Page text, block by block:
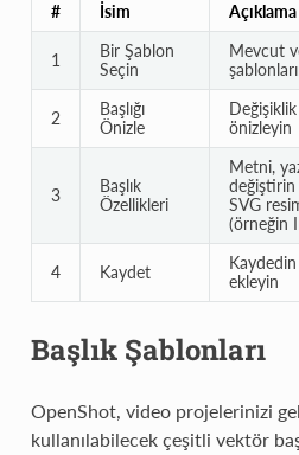
# İsim Açıklama
1
Bir Şablon
Seçin
Mevcut
2
Başlığı
Önizle
Değişiklik
önizleyin
3
Başlık
Özellikleri
Metni,
değiştirin
SVG
(örneğin
4 Kaydet
Kaydedin
ekleyin
Başlık Şablonları
OpenShot, video projelerinizi
kullanılabilecek çeşitli vektör